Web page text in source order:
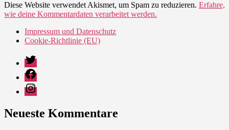
Diese Website verwendet Akismet, um Spam zu reduzieren. Erfahre,
wie deine Kommentardaten verarbeitet werden.
Impressum und Datenschutz
Cookie-Richtlinie (EU)
Twitter
Facebook
Instagram
Neueste Kommentare